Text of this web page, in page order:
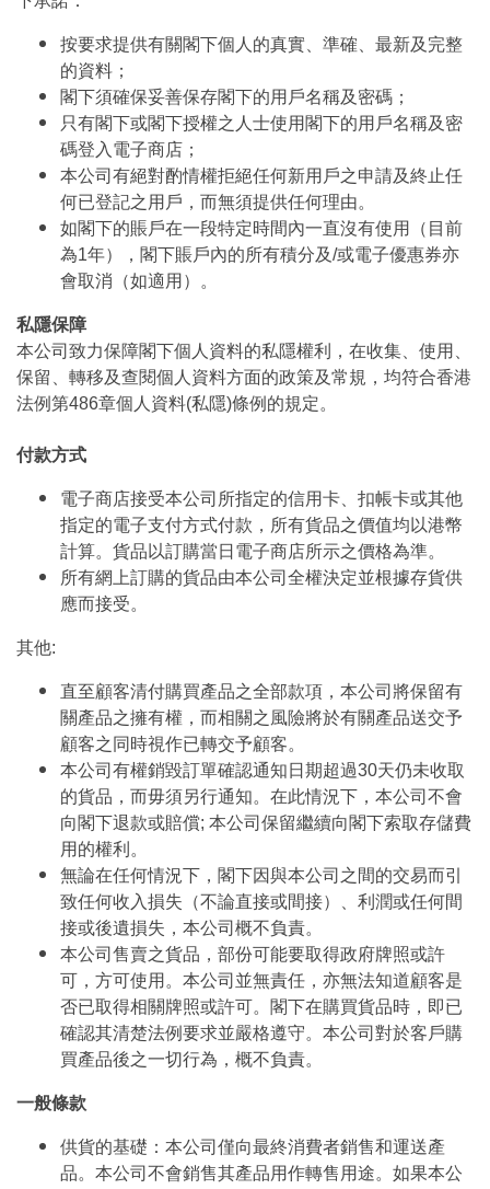
按要求提供有關閣下個人的真實、準確、最新及完整
的資料；
閣下須確保妥善保存閣下的用戶名稱及密碼；
只有閣下或閣下授權之人士使用閣下的用戶名稱及密
碼登入電子商店；
本公司有絕對酌情權拒絕任何新用戶之申請及終止任
何已登記之用戶，而無須提供任何理由。
如閣下的賬戶在一段特定時間內一直沒有使用（目前
為1年），閣下賬戶內的所有積分及/或電子優惠券亦
會取消（如適用）。
私隱保障
本公司致力保障閣下個人資料的私隱權利，在收集、使用、
保留、轉移及查閱個人資料方面的政策及常規，均符合香港
法例第486章個人資料(私隱)條例的規定。
付款方式
電子商店接受本公司所指定的信用卡、扣帳卡或其他
指定的電子支付方式付款，所有貨品之價值均以港幣
計算。貨品以訂購當日電子商店所示之價格為準。
所有網上訂購的貨品由本公司全權決定並根據存貨供
應而接受。
其他:
直至顧客清付購買產品之全部款項，本公司將保留有
關產品之擁有權，而相關之風險將於有關產品送交予
顧客之同時視作已轉交予顧客。
本公司有權銷毀訂單確認通知日期超過30天仍未收取
的貨品，而毋須另行通知。在此情況下，本公司不會
向閣下退款或賠償; 本公司保留繼續向閣下索取存儲費
用的權利。
無論在任何情況下，閣下因與本公司之間的交易而引
致任何收入損失（不論直接或間接）、利潤或任何間
接或後遺損失，本公司概不負責。
本公司售賣之貨品，部份可能要取得政府牌照或許
可，方可使用。本公司並無責任，亦無法知道顧客是
否已取得相關牌照或許可。閣下在購買貨品時，即已
確認其清楚法例要求並嚴格遵守。本公司對於客戶購
買產品後之一切行為，概不負責。
一般條款
供貨的基礎：本公司僅向最終消費者銷售和運送產
品。本公司不會銷售其產品用作轉售用途。如果本公